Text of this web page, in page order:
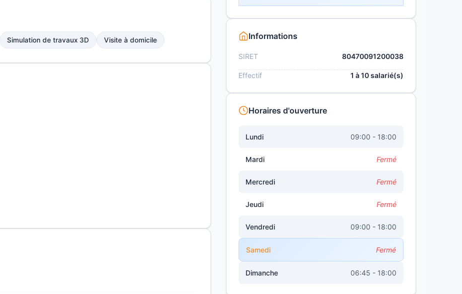
Simulation de travaux 3D Visite à domicile Informations
SIRET 80470091200038
Effectif 1 à 10 salarié(s)
Horaires d'ouverture
Lundi 09:00 - 18:00
Mardi Fermé
Mercredi Fermé
Jeudi Fermé
Vendredi 09:00 - 18:00
Samedi Fermé
Dimanche 06:45 - 18:00